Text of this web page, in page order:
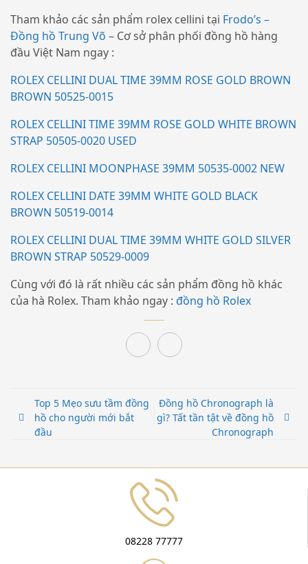
Tham khảo các sản phẩm rolex cellini tại Frodo’s –
Đồng hồ Trung Võ – Cơ sở phân phối đồng hồ hàng
đầu Việt Nam ngay :
ROLEX CELLINI DUAL TIME 39MM ROSE GOLD BROWN
BROWN 50525-0015
ROLEX CELLINI TIME 39MM ROSE GOLD WHITE BROWN
STRAP 50505-0020 USED
ROLEX CELLINI MOONPHASE 39MM 50535-0002 NEW
ROLEX CELLINI DATE 39MM WHITE GOLD BLACK
BROWN 50519-0014
ROLEX CELLINI DUAL TIME 39MM WHITE GOLD SILVER
BROWN STRAP 50529-0009
Cùng với đó là rất nhiều các sản phẩm đồng hồ khác
của hà Rolex. Tham khảo ngay : đồng hồ Rolex
Top 5 Mẹo sưu tầm đồng
hồ cho người mới bắt
đầu
Đồng hồ Chronograph là
gì? Tất tần tật về đồng hồ
Chronograph
08228 77777